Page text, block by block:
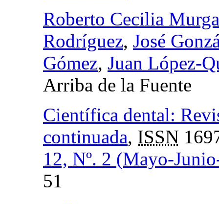
Roberto Cecilia Murga
Rodríguez, José
Gómez, Juan López-
Arriba de la Fuente
Científica dental:
continuada, ISSN
12, Nº. 2 (Mayo-
51